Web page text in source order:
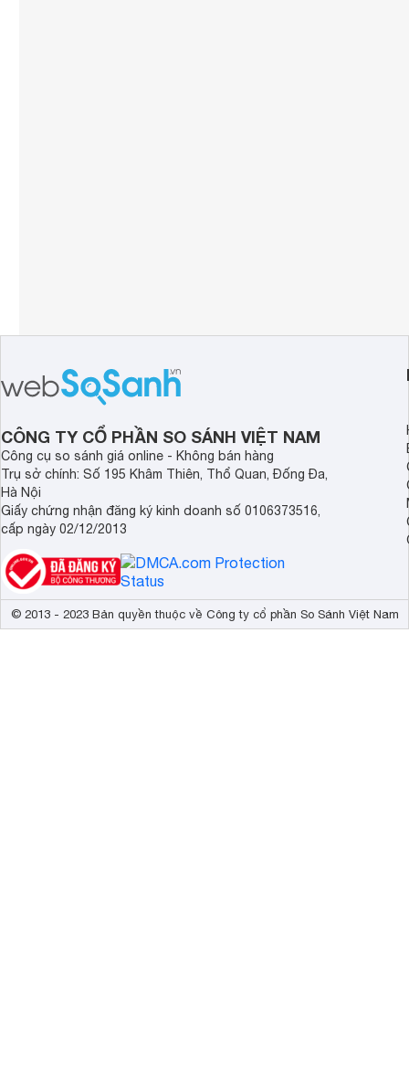
CÔNG TY CỔ PHẦN SO SÁNH VIỆT NAM
Công cụ so sánh giá online - Không bán hàng
Trụ sở chính: Số 195 Khâm Thiên, Thổ Quan, Đống Đa,
Hà Nội
Giấy chứng nhận đăng ký kinh doanh số 0106373516,
cấp ngày 02/12/2013
© 2013 - 2023 Bản quyền thuộc về Công ty cổ phần So Sánh Việt Nam